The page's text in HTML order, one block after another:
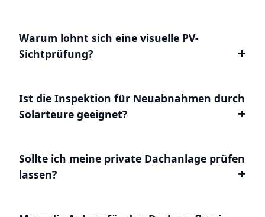
Warum lohnt sich eine visuelle PV-
Sichtprüfung?
Ist die Inspektion für Neuabnahmen durch
Solarteure geeignet?
Sollte ich meine private Dachanlage prüfen
lassen?